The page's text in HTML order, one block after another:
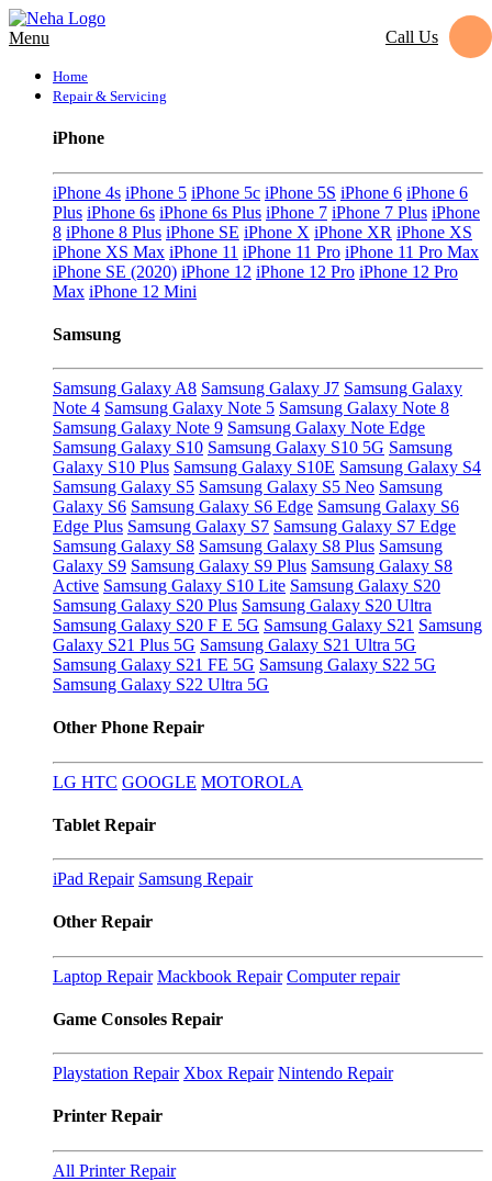
Menu Call Us
Home
Repair & Servicing
iPhone
iPhone 4s iPhone 5 iPhone 5c iPhone 5S iPhone 6 iPhone 6
Plus iPhone 6s iPhone 6s Plus iPhone 7 iPhone 7 Plus iPhone
8 iPhone 8 Plus iPhone SE iPhone X iPhone XR iPhone XS
iPhone XS Max iPhone 11 iPhone 11 Pro iPhone 11 Pro Max
iPhone SE (2020) iPhone 12 iPhone 12 Pro iPhone 12 Pro
Max iPhone 12 Mini
Samsung
Samsung Galaxy A8 Samsung Galaxy J7 Samsung Galaxy
Note 4 Samsung Galaxy Note 5 Samsung Galaxy Note 8
Samsung Galaxy Note 9 Samsung Galaxy Note Edge
Samsung Galaxy S10 Samsung Galaxy S10 5G Samsung
Galaxy S10 Plus Samsung Galaxy S10E Samsung Galaxy S4
Samsung Galaxy S5 Samsung Galaxy S5 Neo Samsung
Galaxy S6 Samsung Galaxy S6 Edge Samsung Galaxy S6
Edge Plus Samsung Galaxy S7 Samsung Galaxy S7 Edge
Samsung Galaxy S8 Samsung Galaxy S8 Plus Samsung
Galaxy S9 Samsung Galaxy S9 Plus Samsung Galaxy S8
Active Samsung Galaxy S10 Lite Samsung Galaxy S20
Samsung Galaxy S20 Plus Samsung Galaxy S20 Ultra
Samsung Galaxy S20 F E 5G Samsung Galaxy S21 Samsung
Galaxy S21 Plus 5G Samsung Galaxy S21 Ultra 5G
Samsung Galaxy S21 FE 5G Samsung Galaxy S22 5G
Samsung Galaxy S22 Ultra 5G
Other Phone Repair
LG HTC GOOGLE MOTOROLA
Tablet Repair
iPad Repair Samsung Repair
Other Repair
Laptop Repair Mackbook Repair Computer repair
Game Consoles Repair
Playstation Repair Xbox Repair Nintendo Repair
Printer Repair
All Printer Repair